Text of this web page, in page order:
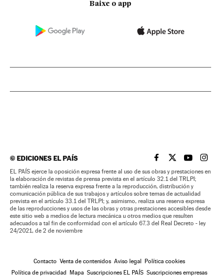
Baixe o app
©EDICIONES EL PAÍS EL PAÍS BRASIL EN
EL PAÍSEL PAÍS
EL
EL PAÍS ejerce la oposición expresa frente al uso de sus obras y prestaciones en
la elaboración de revistas de prensa prevista en el artículo 32.1 del TRLPI;
también realiza la reserva expresa frente a la reproducción, distribución y
comunicación pública de sus trabajos y artículos sobre temas de actualidad
prevista en el artículo 33.1 del TRLPI; y, asimismo, realiza una reserva expresa
de las reproducciones y usos de las obras y otras prestaciones accesibles desde
este sitio web a medios de lectura mecánica u otros medios que resulten
adecuados a tal fin de conformidad con el artículo 67.3 del Real Decreto - ley
24/2021, de 2 de noviembre
Contacto Venta de contenidos Aviso legal
Política cookies
Política de privacidad
Mapa Suscripciones EL PAÍS Suscripciones empresas